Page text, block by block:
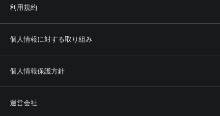
利用規約
個人情報に対する取り組み
個人情報保護方針
運営会社